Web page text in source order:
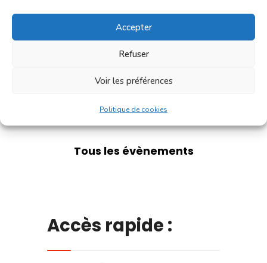
Accepter
Refuser
Voir les préférences
Politique de cookies
6 7 8 9 10 11
12
13
14 15 16 17 18 19
Tous les évènements
Accès rapide :